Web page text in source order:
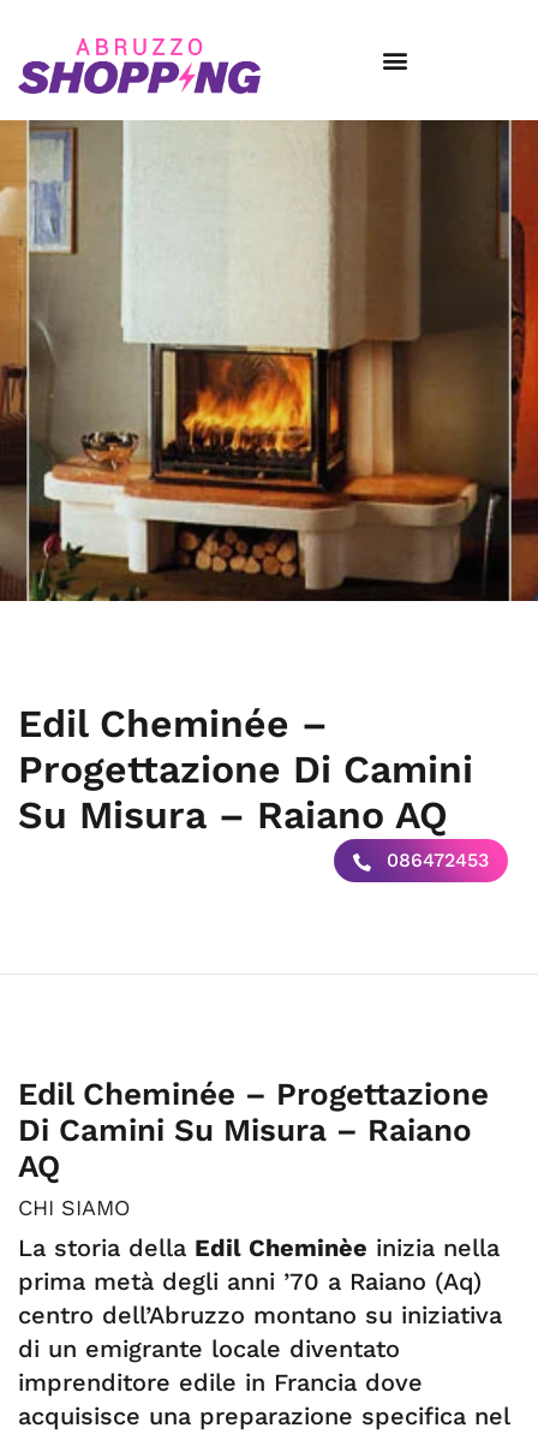
Edil Cheminée –
Progettazione Di Camini
Su Misura – Raiano AQ
086472453
Edil Cheminée – Progettazione
Di Camini Su Misura – Raiano
AQ
CHI SIAMO
La storia della Edil Cheminèe inizia nella
prima metà degli anni ’70 a Raiano (Aq)
centro dell’Abruzzo montano su iniziativa
di un emigrante locale diventato
imprenditore edile in Francia dove
acquisisce una preparazione specifica nel